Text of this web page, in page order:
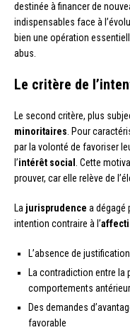
destinée à financer de
indispensables face à
bien une opération
abus.
Le critère de
Le second critère, plus
minoritaires. Pour
par la volonté de favoriser
l’intérêt social . Cette
prouver, car elle relève de
La jurisprudence a dégagé
intention contraire à l’
L’absence de
La contradiction entre
comportements
Des demandes
favorable